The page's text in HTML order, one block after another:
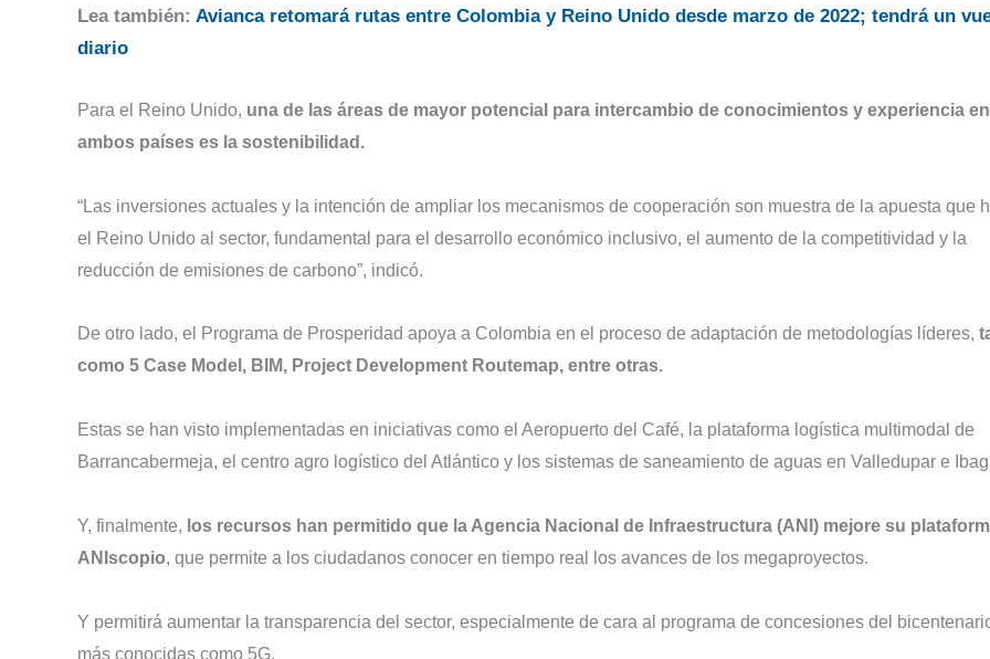
Lea también: Avianca retomará rutas entre Colombia y Reino Unido desde marzo de 2022; tendrá un
diario
Para el Reino Unido, una de las áreas de mayor potencial para intercambio de conocimientos y experiencia
ambos países es la sostenibilidad.
“Las inversiones actuales y la intención de ampliar los mecanismos de cooperación son muestra de la apuesta que
el Reino Unido al sector, fundamental para el desarrollo económico inclusivo, el aumento de la competitividad y la
reducción de emisiones de carbono”, indicó.
De otro lado, el Programa de Prosperidad apoya a Colombia en el proceso de adaptación de metodologías líderes,
como 5 Case Model, BIM, Project Development Routemap, entre otras.
Estas se han visto implementadas en iniciativas como el Aeropuerto del Café, la plataforma logística multimodal de
Barrancabermeja, el centro agro logístico del Atlántico y los sistemas de saneamiento de aguas en Valledupar e
Y, finalmente, los recursos han permitido que la Agencia Nacional de Infraestructura (ANI) mejore su
ANIscopio, que permite a los ciudadanos conocer en tiempo real los avances de los megaproyectos.
Y permitirá aumentar la transparencia del sector, especialmente de cara al programa de concesiones del
más conocidas como 5G.